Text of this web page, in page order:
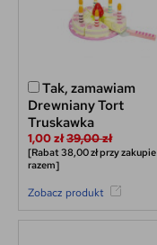
Tak, zamawiam
Drewniany Tort
Truskawka
1,00 zł39,00 zł
[Rabat 38,00 zł przy zakupie
razem]
Zobacz produkt